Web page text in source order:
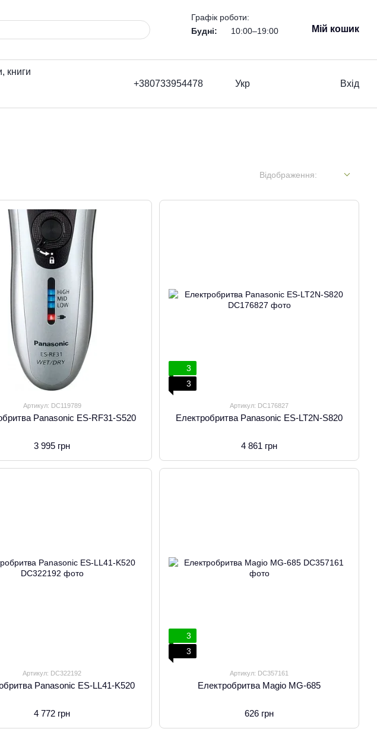
Графік роботи:
Будні:
10:00–19:00 Мій кошик
книги
+380733954478 Укр Вхід
Відображення:
Артикул: DC119789
Panasonic ES-RF31-S520
3 995 грн
3
3
Артикул: DC176827
Електробритва Panasonic ES-LT2N-S820
4 861 грн
Артикул: DC322192
Panasonic ES-LL41-K520
4 772 грн
3
3
Артикул: DC357161
Електробритва Magio MG-685
626 грн